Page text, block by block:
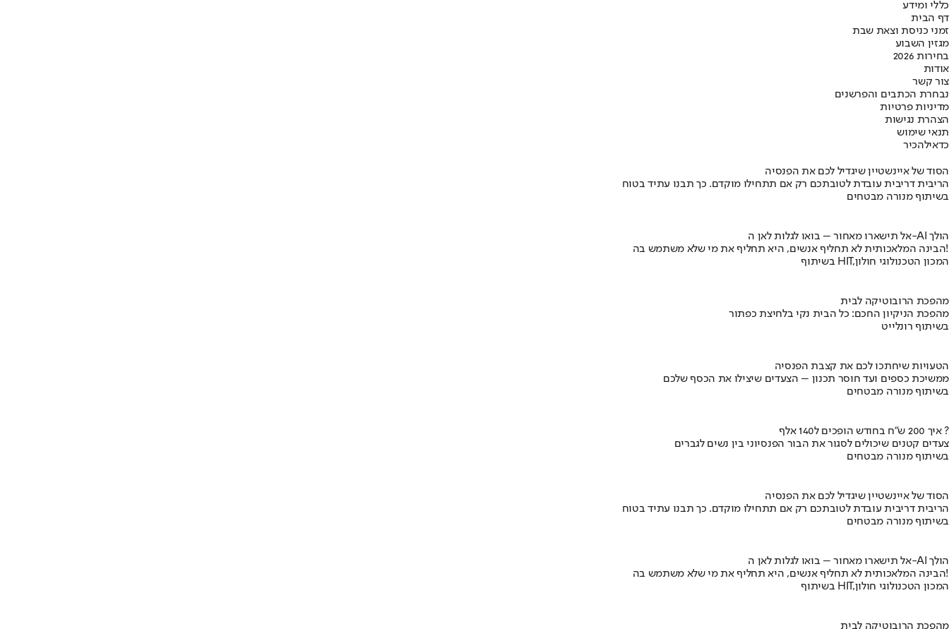
כללי ומידע
דף הבית
זמני כניסת וצאת שבת
מגזין השבוע
בחירות 2026
אודות
צור קשר
נבחרת הכתבים והפרשנים
מדיניות פרטיות
הצהרת נגישות
תנאי שימוש
כדאילהכיר
הסוד של איינשטיין שיגדיל לכם את הפנסיה
הריבית דריבית עובדת לטובתכם רק אם תתחילו מוקדם. כך תבנו עתיד בטוח
בשיתוף מנורה מבטחים
אל תישארו מאחור – בואו לגלות לאן ה-AI הולך
הבינה המלאכותית לא תחליף אנשים, היא תחליף את מי שלא משתמש בה!
בשיתוף HIT,המכון הטכנולוגי חולון
מהפכת הרובוטיקה לבית
מהפכת הניקיון החכם: כל הבית נקי בלחיצת כפתור
בשיתוף רונלייט
הטעויות שיחתכו לכם את קצבת הפנסיה
ממשיכת כספים ועד חוסר תכנון – הצעדים שיצילו את הכסף שלכם
בשיתוף מנורה מבטחים
איך 200 ש"ח בחודש הופכים ל140 אלף ?
צעדים קטנים שיכולים לסגור את הבור הפנסיוני בין נשים לגברים
בשיתוף מנורה מבטחים
הסוד של איינשטיין שיגדיל לכם את הפנסיה
הריבית דריבית עובדת לטובתכם רק אם תתחילו מוקדם. כך תבנו עתיד בטוח
בשיתוף מנורה מבטחים
אל תישארו מאחור – בואו לגלות לאן ה-AI הולך
הבינה המלאכותית לא תחליף אנשים, היא תחליף את מי שלא משתמש בה!
בשיתוף HIT,המכון הטכנולוגי חולון
מהפכת הרובוטיקה לבית